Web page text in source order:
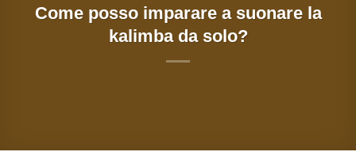
Come posso imparare a suonare la
kalimba da solo?